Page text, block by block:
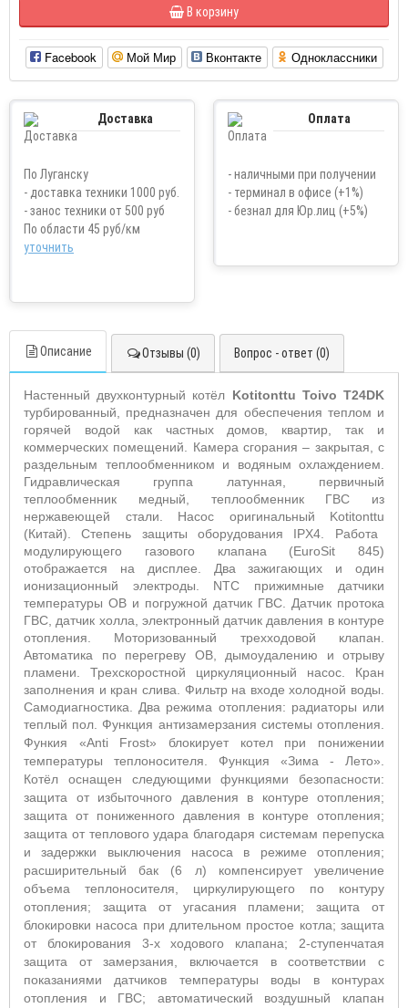
В корзину
Facebook Мой Мир Вконтакте Одноклассники
Доставка
По Луганску
- доставка техники 1000 руб.
- занос техники от 500 руб
По области 45 руб/км
уточнить
Оплата
- наличными при получении
- терминал в офисе (+1%)
- безнал для Юр.лиц (+5%)
Описание Отзывы (0) Вопрос - ответ (0)
Настенный двухконтурный котёл Kotitonttu Toivo T24DK
турбированный, предназначен для обеспечения теплом и
горячей водой как частных домов, квартир, так и
коммерческих помещений. Камера сгорания – закрытая, с
раздельным теплообменником и водяным охлаждением.
Гидравлическая группа латунная, первичный
теплообменник медный, теплообменник ГВС из
нержавеющей стали. Насос оригинальный Kotitonttu
(Китай). Степень защиты оборудования IPX4. Работа
модулирующего газового клапана (EuroSit 845)
отображается на дисплее. Два зажигающих и один
ионизационный электроды. NTC
прижимные датчики
температуры ОВ и погружной датчик ГВС. Датчик протока
ГВС, датчик холла, электронный датчик давления в контуре
отопления. Моторизованный трехходовой клапан.
Автоматика по перегреву ОВ, дымоудалению и отрыву
пламени. Трехскоростной циркуляционный насос. Кран
заполнения и кран слива. Фильтр на входе холодной воды.
Самодиагностика. Два режима отопления: радиаторы или
теплый пол. Функция антизамерзания системы отопления.
Функия «Anti Frost» блокирует котел при понижении
температуры теплоносителя. Функция «Зима - Лето».
Котёл оснащен следующими функциями безопасности:
защита от избыточного давления в контуре отопления;
защита от пониженного давления в контуре отопления;
защита от теплового удара благодаря системам перепуска
и задержки выключения насоса в режиме отопления;
расширительный бак (6 л) компенсирует увеличение
объема теплоносителя, циркулирующего по контуру
отопления; защита от угасания пламени; защита от
блокировки насоса при длительном простое котла; защита
от блокирования 3-х ходового клапана; 2-ступенчатая
защита от замерзания, включается в соответствии с
показаниями датчиков температуры воды в контурах
отопления и ГВС; автоматический воздушный клапан